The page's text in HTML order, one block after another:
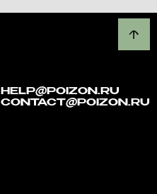
HELP@POIZON.RU
CONTACT@POIZON.RU